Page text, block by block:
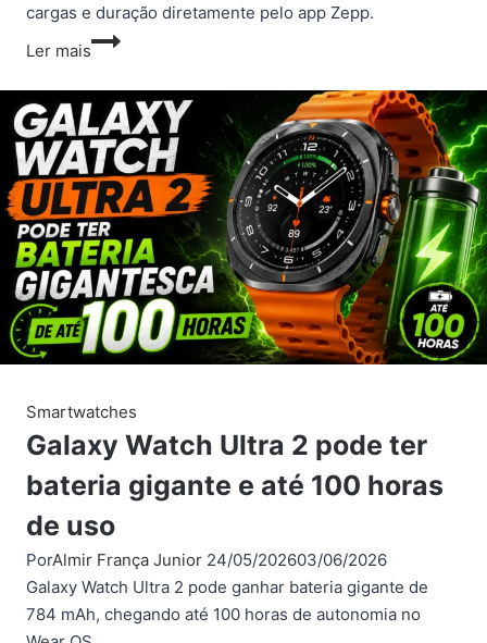
cargas e duração diretamente pelo app Zepp.
Ler mais
Amazfit
integração
completa
da
musculação
com
o
Strava
Smartwatches
Galaxy Watch Ultra 2 pode ter
bateria gigante e até 100 horas
de uso
PorAlmir França Junior 24/05/202603/06/2026
Galaxy Watch Ultra 2 pode ganhar bateria gigante de
784 mAh, chegando até 100 horas de autonomia no